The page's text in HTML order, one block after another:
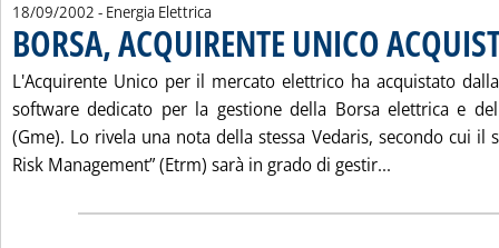
18/09/2002 - Energia Elettrica
BORSA, ACQUIRENTE UNICO
L'Acquirente Unico per il mercato elettrico ha acquistato
software dedicato per la gestione della Borsa elettrica e
(Gme). Lo rivela una nota della stessa Vedaris, secondo cui il
Risk Management” (Etrm) sarà in grado di gestir...